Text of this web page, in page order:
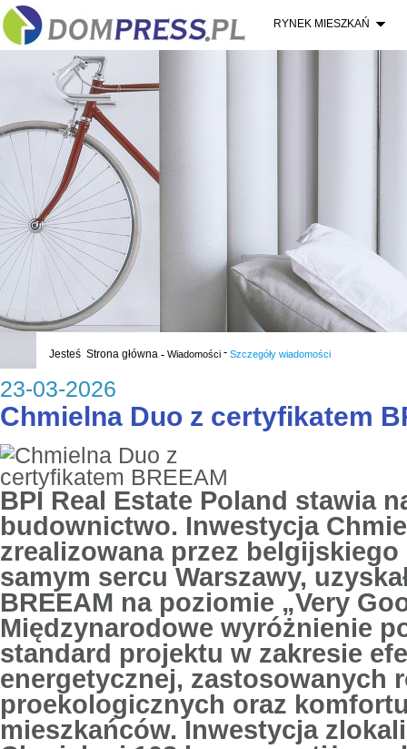
RYNEK MIESZKAŃ
Jesteś Strona główna - Wiadomości - Szczegóły wiadomości
23-03-2026
Chmielna Duo z certyfikatem
BPI Real Estate Poland stawia
budownictwo. Inwestycja
zrealizowana przez
samym sercu Warszawy,
BREEAM na poziomie „Very
Międzynarodowe wyróżnienie
standard projektu w zakresie
energetycznej, zastosowanych
proekologicznych oraz
mieszkańców. Inwestycja